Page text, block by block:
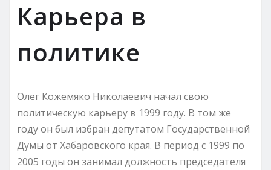
Карьера в
политике
Олег Кожемяко Николаевич начал свою
политическую карьеру в 1999 году. В том же
году он был избран депутатом Государственной
Думы от Хабаровского края. В период с 1999 по
2005 годы он занимал должность председателя